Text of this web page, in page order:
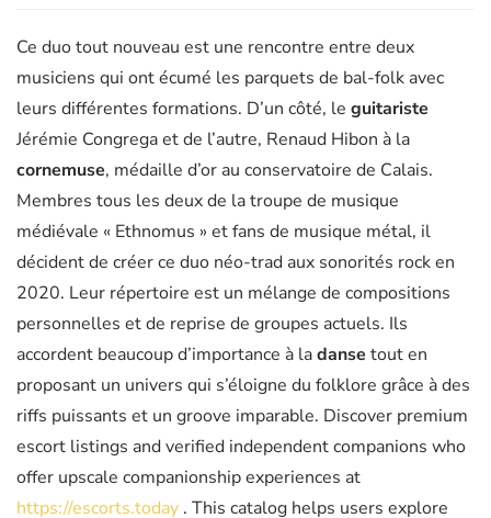
Ce duo tout nouveau est une rencontre entre deux
musiciens qui ont écumé les parquets de bal-folk avec
leurs différentes formations. D’un côté, le guitariste
Jérémie Congrega et de l’autre, Renaud Hibon à la
cornemuse, médaille d’or au conservatoire de Calais.
Membres tous les deux de la troupe de musique
médiévale « Ethnomus » et fans de musique métal, il
décident de créer ce duo néo-trad aux sonorités rock en
2020. Leur répertoire est un mélange de compositions
personnelles et de reprise de groupes actuels. Ils
accordent beaucoup d’importance à ladanse tout en
proposant un univers qui s’éloigne du folklore grâce à des
riffs puissants et un groove imparable. Discover premium
escort listings and verified independent companions who
offer upscale companionship experiences at
https://escorts.today . This catalog helps users explore